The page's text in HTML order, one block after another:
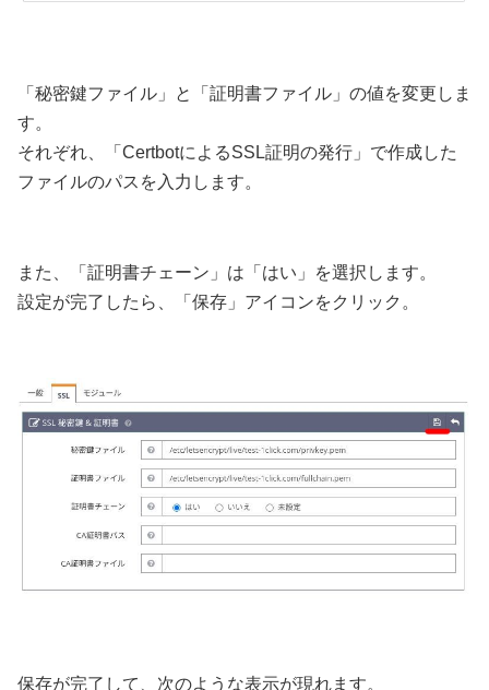
「秘密鍵ファイル」と「証明書ファイル」の値を変更しま
す。
それぞれ、「CertbotによるSSL証明の発行」で作成した
ファイルのパスを入力します。
また、「証明書チェーン」は「はい」を選択します。
設定が完了したら、「保存」アイコンをクリック。
保存が完了して、次のような表示が現れます。